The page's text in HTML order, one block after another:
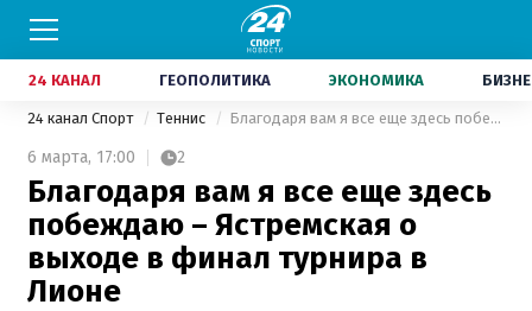
24 КАНАЛ ГЕОПОЛИТИКА ЭКОНОМИКА
24 канал Спорт Теннис Благодаря вам я все еще здесь побеждаю – Ястремская о выходе в финал турнира в Лионе
6 марта, 17:00 2
Благодаря вам я все еще здесь
побеждаю – Ястремская о
выходе в финал турнира в
Лионе